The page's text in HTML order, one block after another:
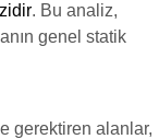
. Bu analiz,
genel statik
gerektiren alanlar,